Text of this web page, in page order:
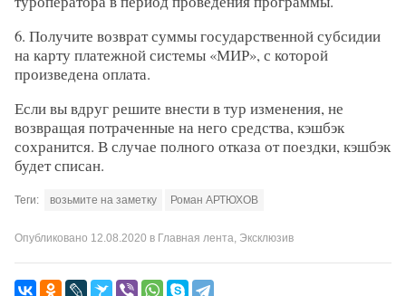
6. Получите возврат суммы государственной субсидии
на карту платежной системы «МИР», с которой
произведена оплата.
Если вы вдруг решите внести в тур изменения, не
возвращая потраченные на него средства, кэшбэк
сохранится. В случае полного отказа от поездки, кэшбэк
будет списан.
Теги: возьмите на заметку Роман АРТЮХОВ
Опубликовано 12.08.2020 в Главная лента, Эксклюзив